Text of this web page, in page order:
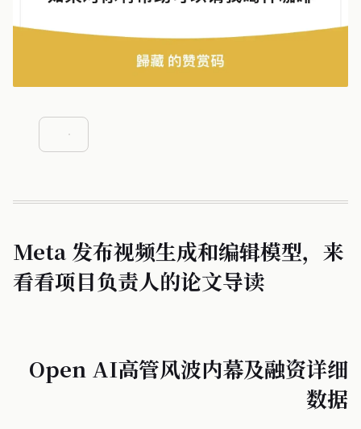
Meta 发布视频生成和编辑模型，来
看看项目负责人的论文导读
Open AI高管风波内幕及融资详细
数据